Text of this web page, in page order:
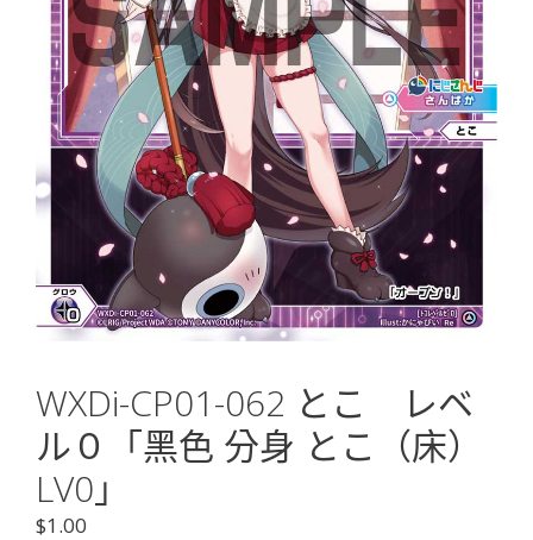
WXDi-CP01-062 とこ レベ
ル０「黑色 分身 とこ（床）
LV0」
$1.00